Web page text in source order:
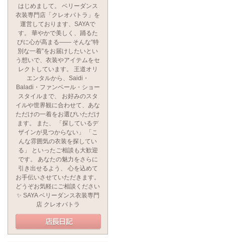
はじめまして。 ベリーダンス
衣装専門店「クレオパトラ」を
運営しております、SAYAで
す。 華やかで美しく、踊るた
びに心が高まる―― そんな“特
別な一着”をお届けしたいとい
う想いで、衣装やアイテムをセ
レクトしています。 王道オリ
エンタルから、Saidi・
Baladi・ファンベール・ショー
スタイルまで、 お好みのスタ
イルや世界観に合わせて、あな
ただけの一着をお選びいただけ
ます。 また、 「探しているデ
ザインが見つからない」 「こ
んな雰囲気の衣装を探してい
る」 といったご相談も大歓迎
です。 あなたの魅力をさらに
引き出せるよう、 心を込めて
お手伝いさせていただきます。
どうぞお気軽にご相談ください
✨ SAYA ベリーダンス衣装専門
店 クレオパトラ